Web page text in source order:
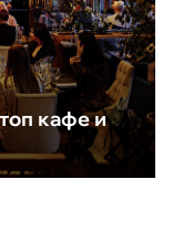
кафе и